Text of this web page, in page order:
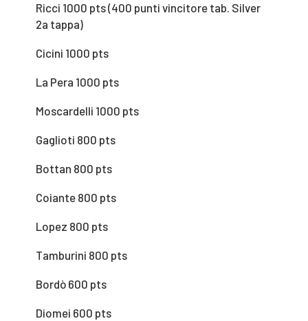
Ricci 1000 pts (400 punti vincitore tab. Silver
2a tappa)
Cicini 1000 pts
La Pera 1000 pts
Moscardelli 1000 pts
Gaglioti 800 pts
Bottan 800 pts
Coiante 800 pts
Lopez 800 pts
Tamburini 800 pts
Bordò 600 pts
Diomei 600 pts